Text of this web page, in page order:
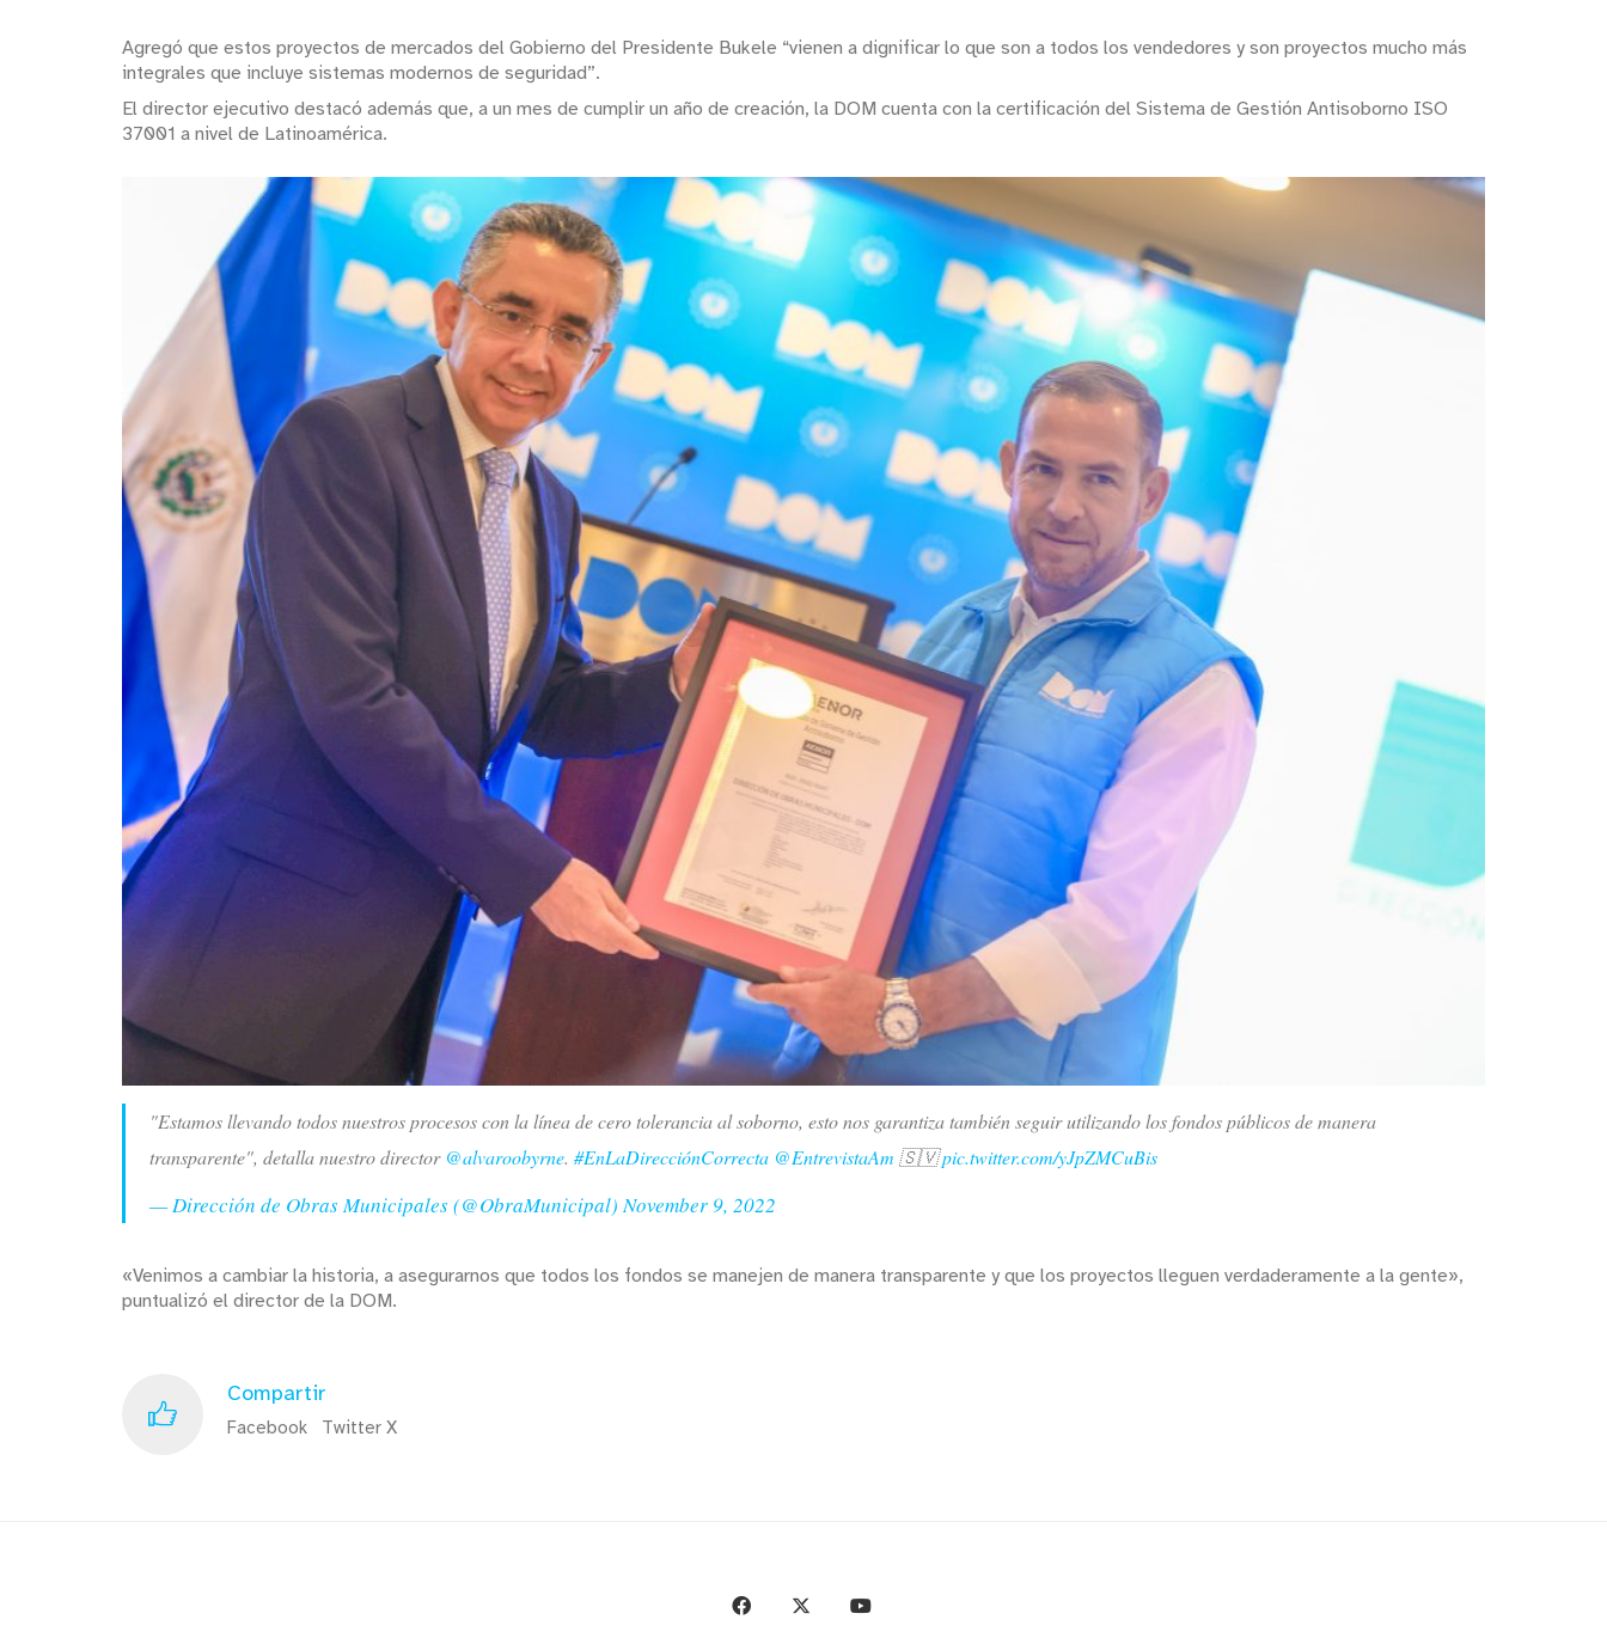
Agregó que estos proyectos de mercados del Gobierno del Presidente Bukele “vienen a dignificar lo que son a todos los vendedores y son proyectos mucho más
integrales que incluye sistemas modernos de seguridad”.
El director ejecutivo destacó además que, a un mes de cumplir un año de creación, la DOM cuenta con la certificación del Sistema de Gestión Antisoborno ISO
37001 a nivel de Latinoamérica.
"Estamos llevando todos nuestros procesos con la línea de cero tolerancia al soborno, esto nos garantiza también seguir utilizando los fondos públicos de manera
transparente", detalla nuestro director @alvaroobyrne. #EnLaDirecciónCorrecta @EntrevistaAm 🇸🇻pic.twitter.com/yJpZMCuBis
— Dirección de Obras Municipales (@ObraMunicipal) November 9, 2022
«Venimos a cambiar la historia, a asegurarnos que todos los fondos se manejen de manera transparente y que los proyectos lleguen verdaderamente a la gente»,
puntualizó el director de la DOM.
Compartir
Facebook Twitter X